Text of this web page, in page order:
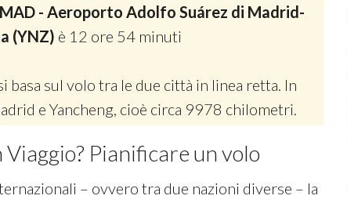
MAD - Aeroporto Adolfo Suárez di Madrid-
(YNZ) è 12 ore 54 minuti
basa sul volo tra le due città in linea retta. In
e Yancheng, cioè circa 9978 chilometri.
Pianificare un volo
– ovvero tra due nazioni diverse – la